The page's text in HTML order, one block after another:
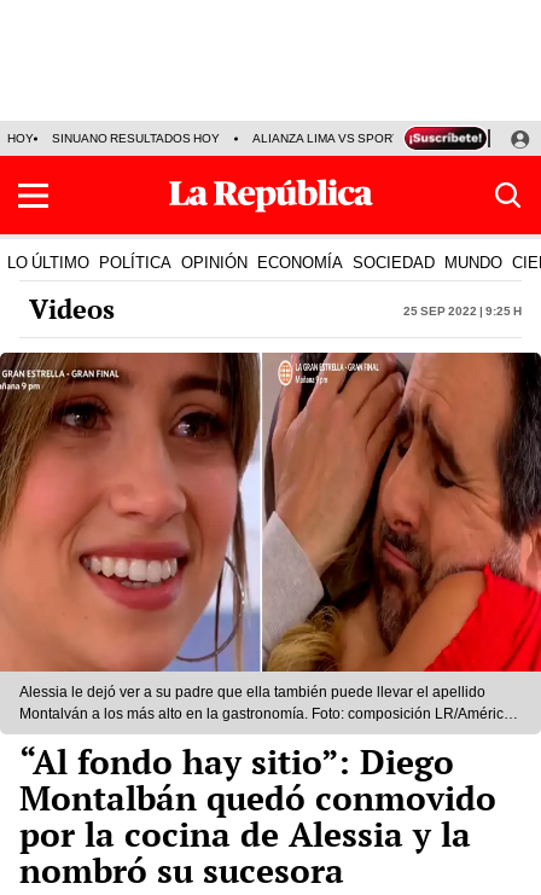
HOY SINUANO RESULTADOS HOY ALIANZA LIMA VS SPORT BOYS JORGE
LO ÚLTIMO POLÍTICA OPINIÓN ECONOMÍA SOCIEDAD MUNDO
Videos 25 Sep 2022 | 9:25 h
Alessia le dejó ver a su padre que ella también puede llevar el apellido
Montalván a los más alto en la gastronomía. Foto: composición LR/América
TV
“Al fondo hay sitio”: Diego
Montalbán quedó conmovido
por la cocina de Alessia y la
nombró su sucesora